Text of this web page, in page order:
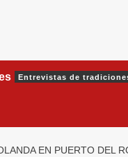
Entrevistas de
EN PUERTO DEL